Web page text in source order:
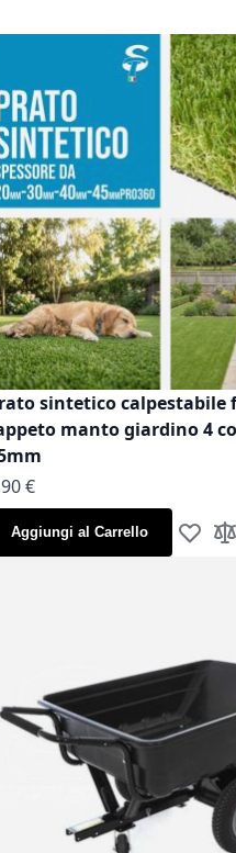
sintetico calpestabile
manto giardino 4
low as
€
Aggiungi al Carrello